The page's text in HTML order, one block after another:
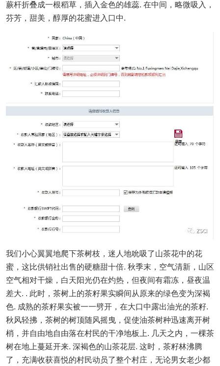
蕨杆折叠成一根稻草，插入金色的雄蕊. 在中间，略微吸入，
芬芳，甜美，醇厚的花蜜进入口中.
我们小心翼翼地爬下茶树枝，迷人地吮吸了山茶花中的花
蜜，这比供销社出售的硬糖甜十倍. 秋季末，空气清新，山区
空气相对干燥，白天阳光仍在灼热，但夜间有霜冻，昼夜温
差大. . 此时，茶树上的茶籽果实瞬间从原来的绿色变为深褐
色. 成熟的茶籽果实被一一劈开，在大口中露出油光的茶籽.
秋风轻拂，茶树的树顶随风摇曳，促使油茶树种迅速离开树
梢，并自由地自由落在村民的干净地板上. 几天之内，一棵茶
树在地上蔓延开来. 深褐色的山茶花层. 这时，茶籽林沸腾
了，充满收获喜悦的村民动员了整个村庄，无论男女老少都